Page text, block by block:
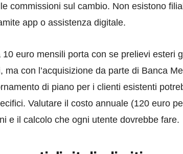
commissioni sul cambio. Non esistono
app o assistenza digitale.
10 euro mensili porta con se prelievi esteri
ma con l’acquisizione da parte di Banca
di piano per i clienti esistenti
Valutare il costo annuale (120 euro
e il calcolo che ogni utente dovrebbe fare.